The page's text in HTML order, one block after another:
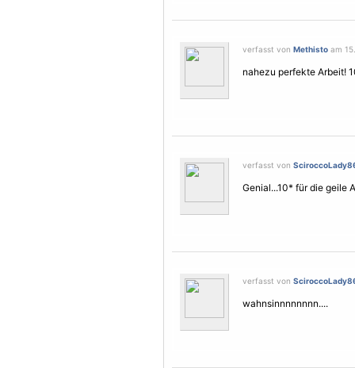
verfasst von Methisto am
nahezu perfekte Arbeit!
verfasst von
Genial...10* für die geile
verfasst von
wahnsinnnnnnnn....